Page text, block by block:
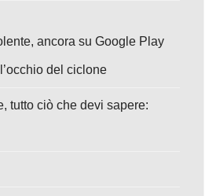
ancora su Google Play
del ciclone
tutto ciò che devi sapere: